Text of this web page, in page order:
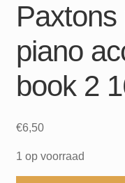
piano
book 2
€6,50
1 op voorraad